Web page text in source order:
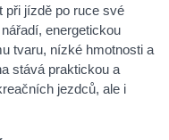
při jízdě po ruce své
energetickou
tvaru, nízké hmotnosti a
stává praktickou a
jezdců, ale i